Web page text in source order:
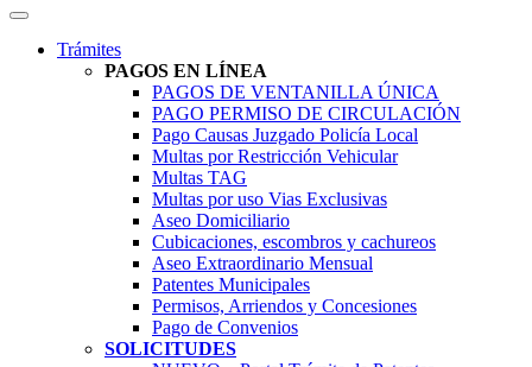
Trámites
PAGOS EN LÍNEA
PAGOS DE VENTANILLA ÚNICA
PAGO PERMISO DE CIRCULACIÓN
Pago Causas Juzgado Policía Local
Multas por Restricción Vehicular
Multas TAG
Multas por uso Vias Exclusivas
Aseo Domiciliario
Cubicaciones, escombros y cachureos
Aseo Extraordinario Mensual
Patentes Municipales
Permisos, Arriendos y Concesiones
Pago de Convenios
SOLICITUDES